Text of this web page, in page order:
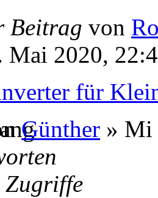
Beitrag von
Mai 2020,
für
Günther » Mi
Zugriffe